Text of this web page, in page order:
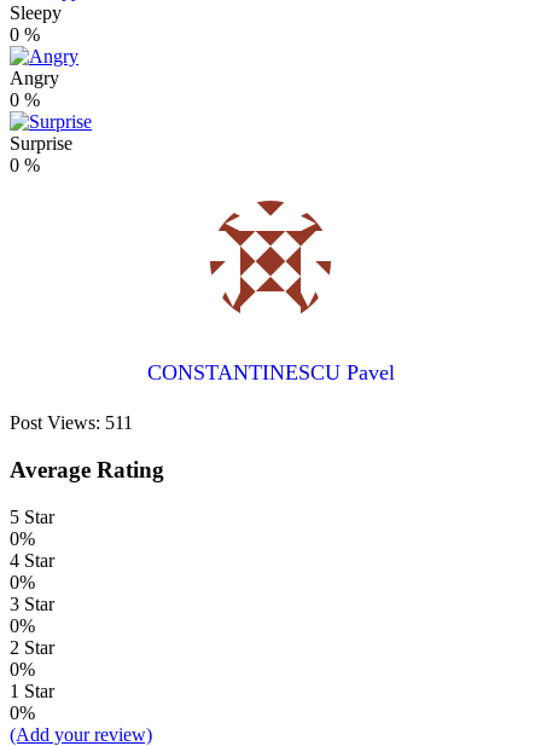
Sleepy
0 %
Angry
0 %
Surprise
0 %
CONSTANTINESCU Pavel
Post Views: 511
Average Rating
5 Star
0%
4 Star
0%
3 Star
0%
2 Star
0%
1 Star
0%
(Add your review)